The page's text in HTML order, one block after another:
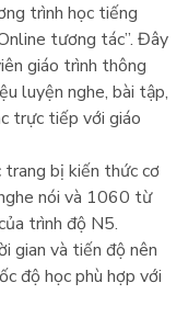
trình học tiếng
tương tác”. Đây
giáo trình thông
luyện nghe, bài tập,
trực tiếp với giáo
trang bị kiến thức cơ
nói và 1060 từ
trình độ N5.
gian và tiến độ nên
độ học phù hợp với